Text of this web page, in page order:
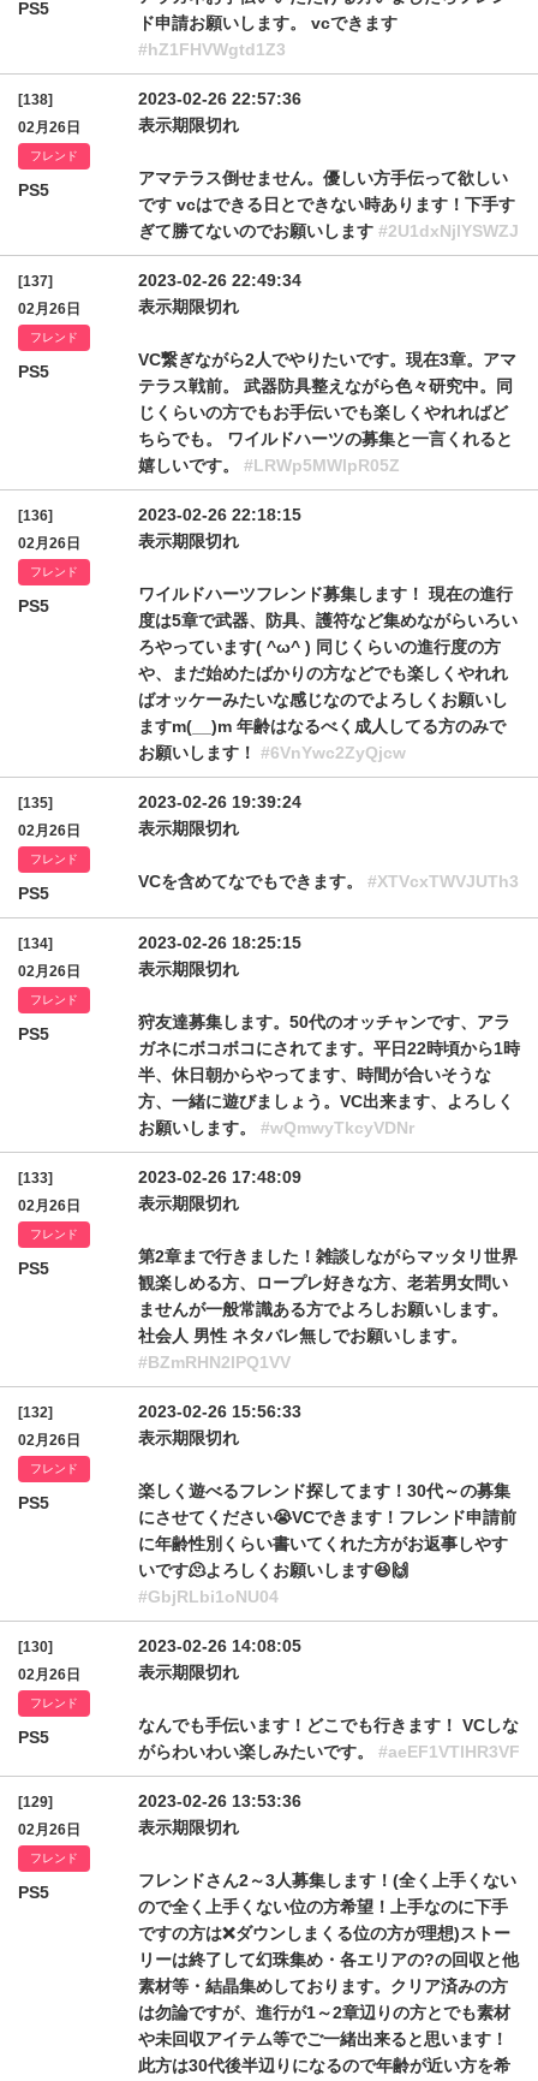
PS5
ド申請お願いします。 vcできます
#hZ1FHVWgtd1Z3
[138]
02月26日
フレンド
PS5
2023-02-26 22:57:36
表示期限切れ
アマテラス倒せません。優しい方手伝って欲しい
です vcはできる日とできない時あります！下手す
ぎて勝てないのでお願いします #2U1dxNjlYSWZJ
[137]
02月26日
フレンド
PS5
2023-02-26 22:49:34
表示期限切れ
VC繋ぎながら2人でやりたいです。現在3章。アマ
テラス戦前。 武器防具整えながら色々研究中。同
じくらいの方でもお手伝いでも楽しくやれればど
ちらでも。 ワイルドハーツの募集と一言くれると
嬉しいです。 #LRWp5MWlpR05Z
[136]
02月26日
フレンド
PS5
2023-02-26 22:18:15
表示期限切れ
ワイルドハーツフレンド募集します！ 現在の進行
度は5章で武器、防具、護符など集めながらいろい
ろやっています( ^ω^ ) 同じくらいの進行度の方
や、まだ始めたばかりの方などでも楽しくやれれ
ばオッケーみたいな感じなのでよろしくお願いし
ますm(__)m 年齢はなるべく成人してる方のみで
お願いします！ #6VnYwc2ZyQjcw
[135]
02月26日
フレンド
PS5
2023-02-26 19:39:24
表示期限切れ
VCを含めてなでもできます。 #XTVcxTWVJUTh3
[134]
02月26日
フレンド
PS5
2023-02-26 18:25:15
表示期限切れ
狩友達募集します。50代のオッチャンです、アラ
ガネにボコボコにされてます。平日22時頃から1時
半、休日朝からやってます、時間が合いそうな
方、一緒に遊びましょう。VC出来ます、よろしく
お願いします。 #wQmwyTkcyVDNr
[133]
02月26日
フレンド
PS5
2023-02-26 17:48:09
表示期限切れ
第2章まで行きました！雑談しながらマッタリ世界
観楽しめる方、ロープレ好きな方、老若男女問い
ませんが一般常識ある方でよろしお願いします。
社会人 男性 ネタバレ無しでお願いします。
#BZmRHN2lPQ1VV
[132]
02月26日
フレンド
PS5
2023-02-26 15:56:33
表示期限切れ
楽しく遊べるフレンド探してます！30代～の募集
にさせてください😭VCできます！フレンド申請前
に年齢性別くらい書いてくれた方がお返事しやす
いです🫠よろしくお願いします😆🙌
#GbjRLbi1oNU04
[130]
02月26日
フレンド
PS5
2023-02-26 14:08:05
表示期限切れ
なんでも手伝います！どこでも行きます！ VCしな
がらわいわい楽しみたいです。 #aeEF1VTlHR3VF
[129]
02月26日
フレンド
PS5
2023-02-26 13:53:36
表示期限切れ
フレンドさん2～3人募集します！(全く上手くない
ので全く上手くない位の方希望！上手なのに下手
ですの方は❌ダウンしまくる位の方が理想)ストー
リーは終了して幻珠集め・各エリアの?の回収と他
素材等・結晶集めしております。クリア済みの方
は勿論ですが、進行が1～2章辺りの方とでも素材
や未回収アイテム等でご一緒出来ると思います！
此方は30代後半辺りになるので年齢が近い方を希